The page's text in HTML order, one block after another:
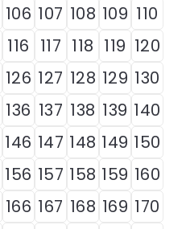
106 107 108 109 110
116 117 118 119 120
126 127 128 129 130
136 137 138 139 140
146 147 148 149 150
156 157 158 159 160
166 167 168 169 170